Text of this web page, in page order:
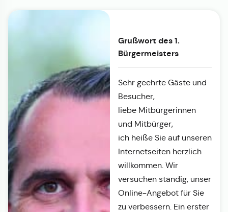
Grußwort des 1.
Bürgermeisters
Sehr geehrte Gäste und
Besucher,
liebe Mitbürgerinnen
und Mitbürger,
ich heiße Sie auf unseren
Internetseiten herzlich
willkommen. Wir
versuchen ständig, unser
Online-Angebot für Sie
zu verbessern. Ein erster